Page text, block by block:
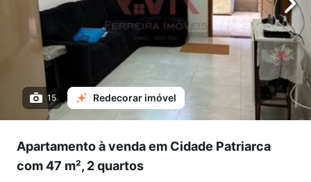
15 Redecorar imóvel
Apartamento à venda em Cidade Patriarca
com 47 m², 2 quartos